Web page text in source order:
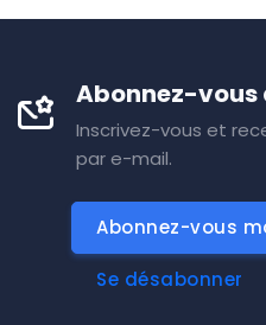
Abonnez-vous
Inscrivez-vous et
par e-mail.
Abonnez-vous
Se désabonner